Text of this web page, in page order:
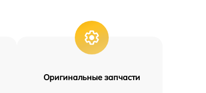
Оригинальные запчасти